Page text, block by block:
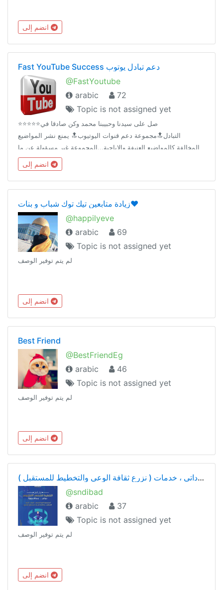
Fast YouTube Success دعم تبادل يوتوب
@FastYoutube
arabic
72
Topic is not assigned yet
⭐️⭐️⭐️⭐️⭐️صل على سيدنا وحبيبنا محمد وكن صادقا في
التبادل🔝مجموعة دعم قنوات اليوتيوب🔝 يمنع نشر المواضيع
المخالفة كالمواضيع العنيفة والاباحية...المجموعة غير مسؤولة عن ما
يتم تداوله او ترويجه من روابط او ملفات
زيادة متابعين تيك توك شباب و بنات❤️
@happilyeve
arabic
69
Topic is not assigned yet
لم يتم توفير الوصف
Best Friend
@BestFriendEg
arabic
46
Topic is not assigned yet
لم يتم توفير الوصف
تطوير داتي ، خدمات ( نزرع ثقافة الوعي والتخطيط للمستقبل )
@sndibad
arabic
37
Topic is not assigned yet
لم يتم توفير الوصف